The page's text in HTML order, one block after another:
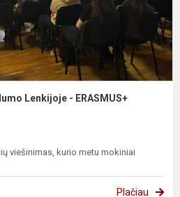
Lenkijoje - ERASMUS+
viešinimas, kurio metu mokiniai
Plačiau